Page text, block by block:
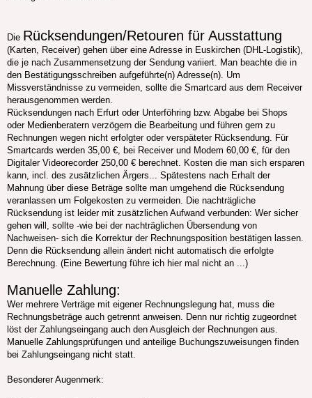
Die Rücksendungen/Retouren für Ausstattung
(Karten, Receiver) gehen über eine Adresse in Euskirchen (DHL-Logistik),
die je nach Zusammensetzung der Sendung variiert. Man beachte die in
den Bestätigungsschreiben aufgeführte(n) Adresse(n). Um
Missverständnisse zu vermeiden, sollte die Smartcard aus dem Receiver
herausgenommen werden.
Rücksendungen nach Erfurt oder Unterföhring bzw. Abgabe bei Shops
oder Medienberatern verzögern die Bearbeitung und führen gern zu
Rechnungen wegen nicht erfolgter oder verspäteter Rücksendung. Für
Smartcards werden 35,00 €, bei Receiver und Modem 60,00 €, für den
Digitaler Videorecorder 250,00 € berechnet. Kosten die man sich ersparen
kann, incl. des zusätzlichen Ärgers... Spätestens nach Erhalt der
Mahnung über diese Beträge sollte man umgehend die Rücksendung
veranlassen um Folgekosten zu vermeiden. Die nachträgliche
Rücksendung ist leider mit zusätzlichen Aufwand verbunden: Wer sicher
gehen will, sollte -wie bei der nachträglichen Übersendung von
Nachweisen- sich die Korrektur der Rechnungsposition bestätigen lassen.
Denn die Rücksendung allein ändert nicht automatisch die erfolgte
Berechnung. (Eine Bewertung führe ich hier mal nicht an ...)
Manuelle Zahlung:
Wer mehrere Verträge mit eigener Rechnungslegung hat, muss die
Rechnungsbeträge auch getrennt anweisen. Denn nur richtig zugeordnet
löst der Zahlungseingang auch den Ausgleich der Rechnungen aus.
Manuelle Zahlungsprüfungen und anteilige Buchungszuweisungen finden
bei Zahlungseingang nicht statt.
Besonderer Augenmerk: